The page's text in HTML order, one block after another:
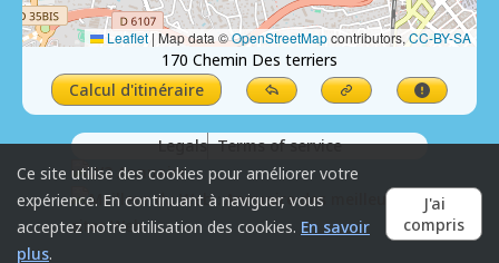
Leaflet | Map data ©OpenStreetMapcontributors,CC-BY-SA
170 Chemin Des terriers
Calcul d'itinéraire
Legals Terms of service
Ce site utilise des cookies pour améliorer votre
expérience. En continuant à naviguer, vous
acceptez notre utilisation des cookies. En savoir
plus.
J'ai
compris